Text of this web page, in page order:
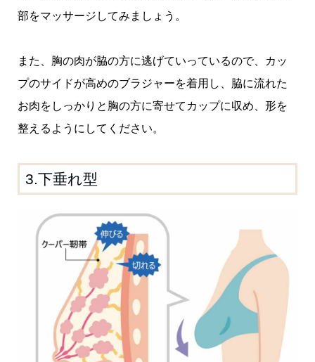
部をマッサージしてみましょう。
また、胸の肉が脇の方に逃げていっているので、カッ
プのサイドが高めのブラジャーを着用し、脇に流れた
お肉をしっかりと胸の方に寄せてカップに収め、形を
整えるようにしてください。
3.下垂れ型